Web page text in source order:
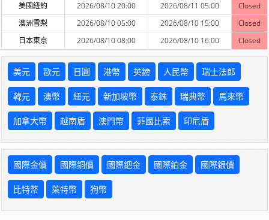
美國紐約
2026/08/10 20:00 2026/08/11 05:00
Closed
澳洲雪梨
2026/08/10 05:00 2026/08/10 15:00
Closed
日本東京
2026/08/10 08:00 2026/08/10 16:00 Closed
美元 歐元 日圓 港幣 英鎊 人民幣 瑞士法郎
韓元 澳幣 紐元 新加坡幣 泰銖 瑞典幣 馬來幣
加拿大幣 越南盾 澳門幣 菲國比索 印尼盾
國際金價 國際銅價 國際鈀金 國際鉑金 國際銀價
比特幣 萊特幣 狗幣